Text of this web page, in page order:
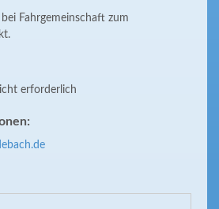
Fahrgemeinschaft zum
erforderlich